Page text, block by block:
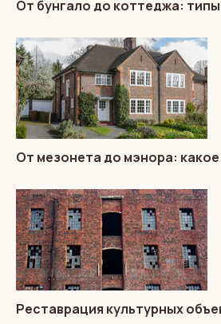
От бунгало до коттеджа:
От мезонета до мэнора:
Реставрация культурных